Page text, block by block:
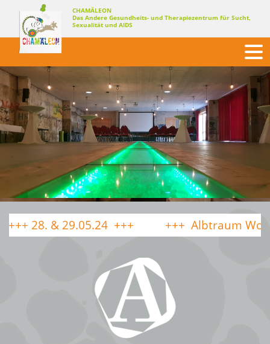
content
CHAMÄLEON
Das Andere Gesundheits- und Therapiezentrum für Sucht,
Sexualität und AIDS
& 29.05.24 Albtraum